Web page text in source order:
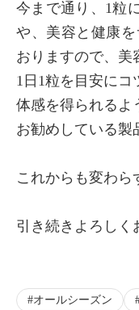
×
今まで通り、1粒
や、美容と健康
おりますので、美
1日1粒を目安にコ
体感を得られるよ
お勧めしている製
これからも変わら
引き続きよろしく
オールシーズン